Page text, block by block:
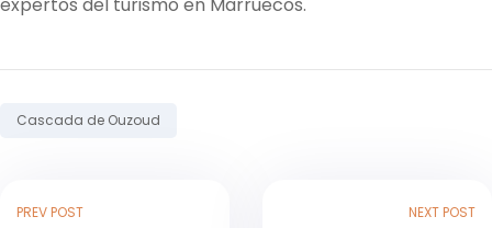
Tag:
Cascada de Ouzoud
PREV POST NEXT POST